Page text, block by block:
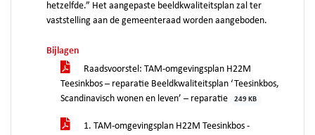
hetzelfde.” Het aangepaste beeldkwaliteitsplan zal ter
vaststelling aan de gemeenteraad worden aangeboden.
Bijlagen
Raadsvoorstel: TAM-omgevingsplan H22M
Teesinkbos – reparatie Beeldkwaliteitsplan ‘Teesinkbos,
Scandinavisch wonen en leven’ – reparatie
249 KB
1. TAM-omgevingsplan H22M Teesinkbos -